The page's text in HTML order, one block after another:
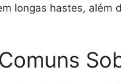
longas hastes,